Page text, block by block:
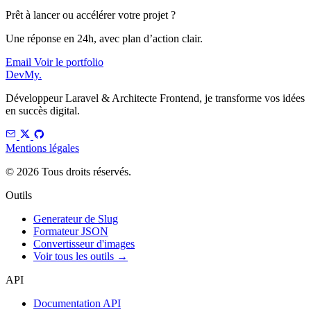
Prêt à lancer ou accélérer votre projet ?
Une réponse en 24h, avec plan d’action clair.
Email Voir le portfolio
DevMy.
Développeur Laravel & Architecte Frontend, je transforme vos idées
en succès digital.
Mentions légales
© 2026 Tous droits réservés.
Outils
Generateur de Slug
Formateur JSON
Convertisseur d'images
Voir tous les outils →
API
Documentation API